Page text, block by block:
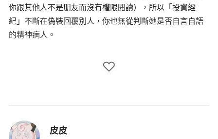
你跟其他人不是朋友而沒有權限閱讀），所以「投資經
紀」不斷在偽裝回覆別人，你也無從判斷她是否自言自語
的精神病人。
皮皮